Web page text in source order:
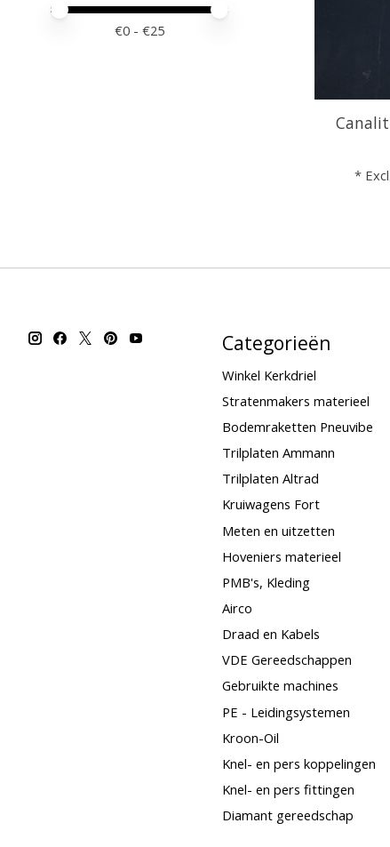
Minimale prijswaarde
Price maximum value
€0 - €25
*
Categorieën
Winkel Kerkdriel
Stratenmakers materieel
Bodemraketten Pneuvibe
Trilplaten Ammann
Trilplaten Altrad
Kruiwagens Fort
Meten en uitzetten
Hoveniers materieel
PMB's, Kleding
Airco
Draad en Kabels
VDE Gereedschappen
Gebruikte machines
PE - Leidingsystemen
Kroon-Oil
Knel- en pers koppelingen
Knel- en pers fittingen
Diamant gereedschap